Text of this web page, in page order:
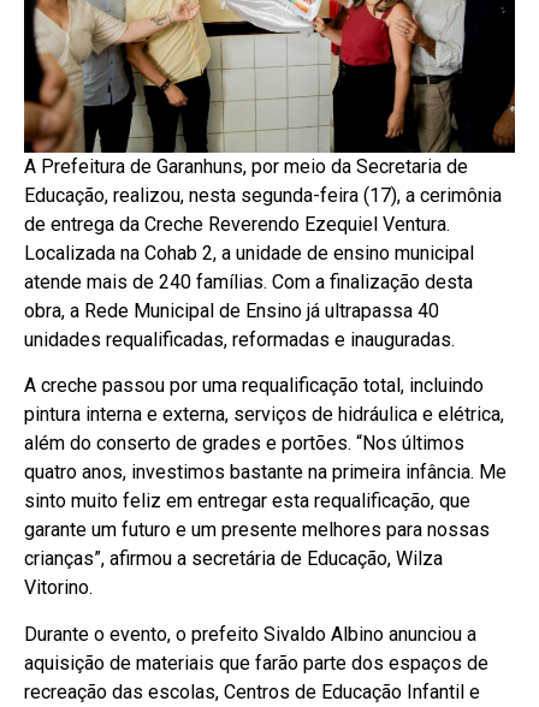
A Prefeitura de Garanhuns, por meio da Secretaria de
Educação, realizou, nesta segunda-feira (17), a cerimônia
de entrega da Creche Reverendo Ezequiel Ventura.
Localizada na Cohab 2, a unidade de ensino municipal
atende mais de 240 famílias. Com a finalização desta
obra, a Rede Municipal de Ensino já ultrapassa 40
unidades requalificadas, reformadas e inauguradas.
A creche passou por uma requalificação total, incluindo
pintura interna e externa, serviços de hidráulica e elétrica,
além do conserto de grades e portões. “Nos últimos
quatro anos, investimos bastante na primeira infância. Me
sinto muito feliz em entregar esta requalificação, que
garante um futuro e um presente melhores para nossas
crianças”, afirmou a secretária de Educação, Wilza
Vitorino.
Durante o evento, o prefeito Sivaldo Albino anunciou a
aquisição de materiais que farão parte dos espaços de
recreação das escolas, Centros de Educação Infantil e